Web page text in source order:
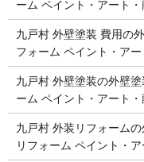
ーム ペイント・アート・
九戸村 外壁塗装 費用の
フォーム ペイント・ア
九戸村 外壁塗装の外壁
ーム ペイント・アート・
九戸村 外装リフォーム
リフォーム ペイント・